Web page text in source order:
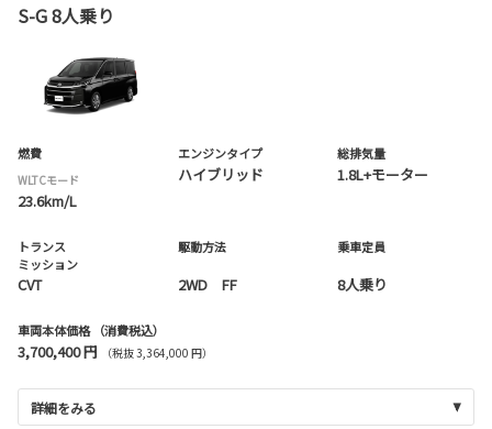
S-G 8人乗り
燃費
WLTCモード
23.6km/L
エンジンタイプ
ハイブリッド
総排気量
1.8L+モーター
トランス
ミッション
CVT
駆動方法
2WD FF
乗車定員
8人乗り
車両本体価格 （消費税込）
3,700,400 円 （税抜 3,364,000 円）
詳細をみる